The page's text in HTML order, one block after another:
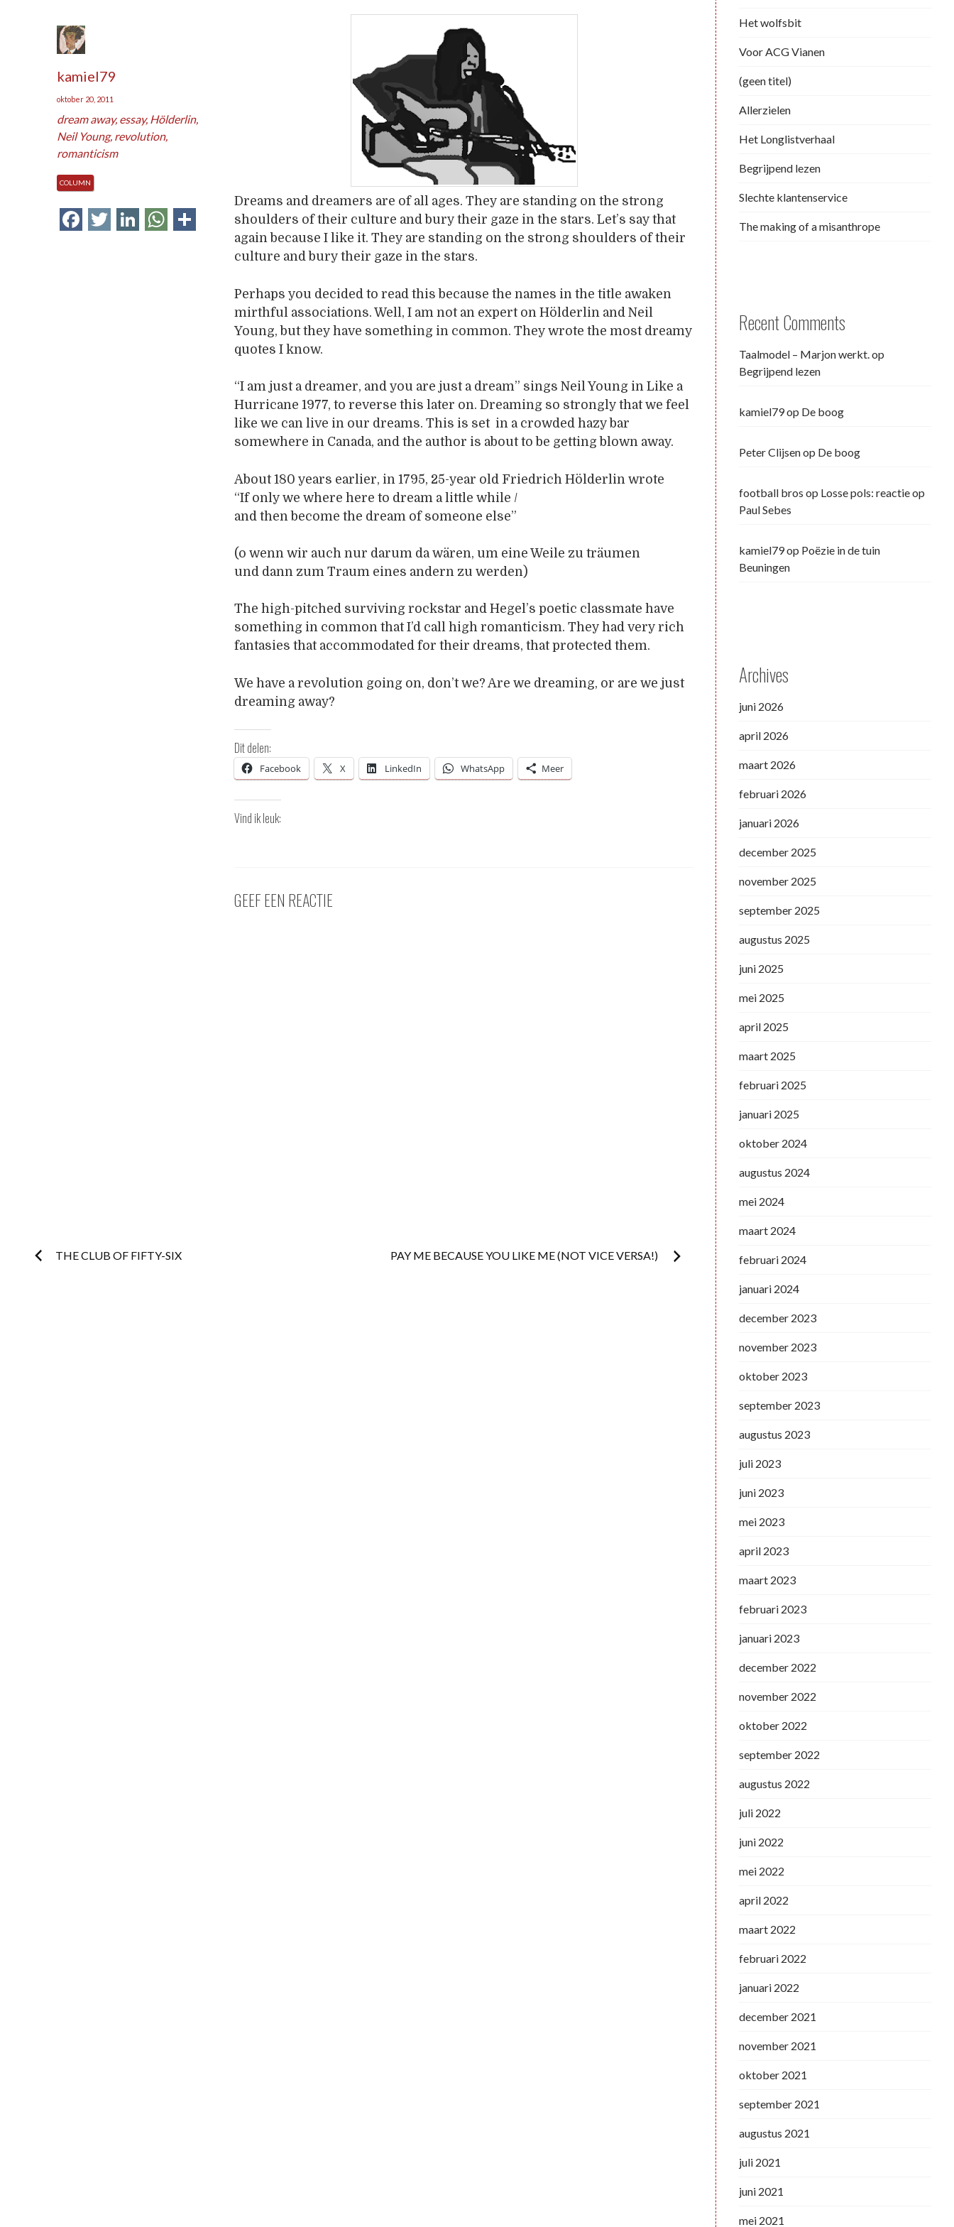
kamiel79
oktober 20, 2011
dream away, essay, Hölderlin,
Neil Young, revolution,
romanticism
COLUMN
Facebook
Twitter
LinkedInWhatsApp
Delen
Dreams and dreamers are of all ages. They are standing on the strong
shoulders of their culture and bury their gaze in the stars. Let’s say that
again because I like it. They are standing on the strong shoulders of their
culture and bury their gaze in the stars.
Perhaps you decided to read this because the names in the title awaken
mirthful associations. Well, I am not an expert on Hölderlin and Neil
Young, but they have something in common. They wrote the most dreamy
quotes I know.
“I am just a dreamer, and you are just a dream” sings Neil Young in Like a
Hurricane 1977, to reverse this later on. Dreaming so strongly that we feel
like we can live in our dreams. This is set in a crowded hazy bar
somewhere in Canada, and the author is about to be getting blown away.
About 180 years earlier, in 1795, 25-year old Friedrich Hölderlin wrote
“If only we where here to dream a little while /
and then become the dream of someone else”
(o wenn wir auch nur darum da wären, um eine Weile zu träumen
und dann zum Traum eines andern zu werden)
The high-pitched surviving rockstar and Hegel’s poetic classmate have
something in common that I’d call high romanticism. They had very rich
fantasies that accommodated for their dreams, that protected them.
We have a revolution going on, don’t we? Are we dreaming, or are we just
dreaming away?
Dit delen:
Facebook X LinkedIn WhatsApp Meer
Vind ik leuk:
GEEF EEN REACTIE
Post
THE CLUB OF FIFTY-SIX PAY ME BECAUSE YOU LIKE ME (NOT VICE VERSA!)
Het wolfsbit
Voor ACG Vianen
(geen titel)
Allerzielen
Het Longlistverhaal
Begrijpend lezen
Slechte klantenservice
The making of a misanthrope
Recent Comments
Taalmodel – Marjon werkt.op
Begrijpend lezen
kamiel79op De boog
Peter Clijsenop De boog
football bros op Losse pols: reactie op
Paul Sebes
kamiel79op Poëzie in de tuin
Beuningen
Archives
juni 2026
april 2026
maart 2026
februari 2026
januari 2026
december 2025
november 2025
september 2025
augustus 2025
juni 2025
mei 2025
april 2025
maart 2025
februari 2025
januari 2025
oktober 2024
augustus 2024
mei 2024
maart 2024
februari 2024
januari 2024
december 2023
november 2023
oktober 2023
september 2023
augustus 2023
juli 2023
juni 2023
mei 2023
april 2023
maart 2023
februari 2023
januari 2023
december 2022
november 2022
oktober 2022
september 2022
augustus 2022
juli 2022
juni 2022
mei 2022
april 2022
maart 2022
februari 2022
januari 2022
december 2021
november 2021
oktober 2021
september 2021
augustus 2021
juli 2021
juni 2021
mei 2021